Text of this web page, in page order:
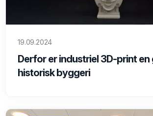
19.09.2024
Derfor er industriel 3D-print
historisk byggeri